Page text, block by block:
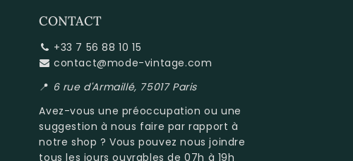
CONTACT
+33 7 56 88 10 15
contact@mode-vintage.com
📍 6 rue d'Armaillé, 75017 Paris
Avez-vous une préoccupation ou une
suggestion à nous faire par rapport à
notre shop ? Vous pouvez nous joindre
tous les jours ouvrables de 07h à 19h